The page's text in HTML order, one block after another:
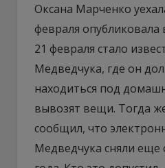
Оксана Марченко
февраля
21 февраля стало
Медведчука, где он
находиться под
вывозят вещи. Тогда
сообщил, что
Медведчука сняли